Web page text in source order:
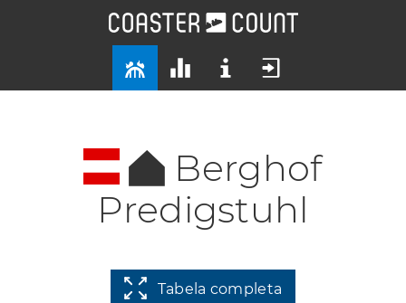
Berghof
Predigstuhl
Tabela completa